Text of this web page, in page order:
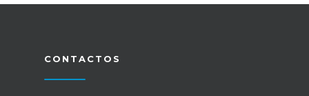
CONTACTOS